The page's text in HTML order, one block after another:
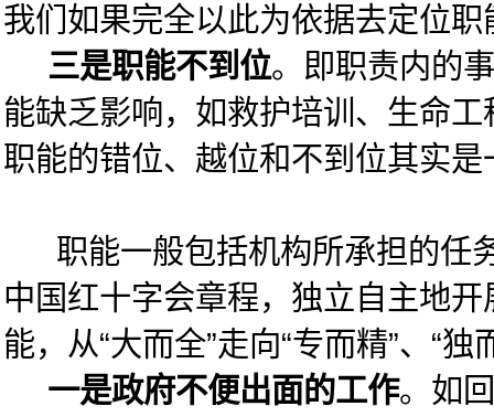
我们如果完全以此为依据去定位
三是职能不到位。即职责内的
能缺乏影响，如救护培训、生命
职能的错位、越位和不到位其实
职能一般包括机构所承担的任务
中国红十字会章程，独立自主地
能，从“大而全”走向“专而精”、“
一是政府不便出面的工作。如